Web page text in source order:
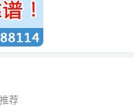
荐